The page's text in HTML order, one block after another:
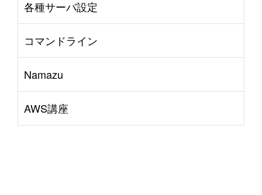
各種サーバ設定
コマンドライン
Namazu
AWS講座